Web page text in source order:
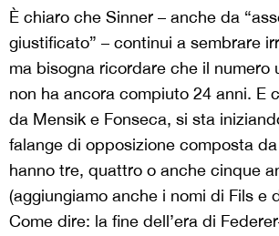
È chiaro che Sinner – anche da
giustificato” – continui a sembrare
ma bisogna ricordare che il numero
non ha ancora compiuto 24 anni. E
da Mensik e Fonseca, si sta
falange di opposizione composta
hanno tre, quattro o anche cinque
(aggiungiamo anche i nomi di Fils e
Come dire: la fine dell’era di